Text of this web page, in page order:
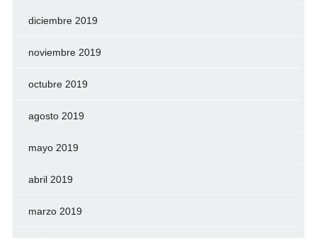
diciembre 2019
noviembre 2019
octubre 2019
agosto 2019
mayo 2019
abril 2019
marzo 2019